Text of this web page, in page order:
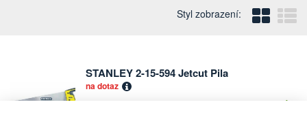
Styl zobrazení:
STANLEY 2-15-594 Jetcut Pila
na dotaz Počet
kusů